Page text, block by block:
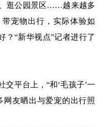
逛公园景区……越来越多
宠物出行，实际体验如
？“新华视点”记者进行了
平台上，“和‘毛孩子’一
网友晒出与爱宠的出行照